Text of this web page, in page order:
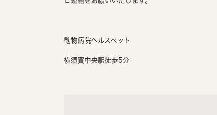
動物病院ヘルスペット
横須賀中央駅徒歩5分